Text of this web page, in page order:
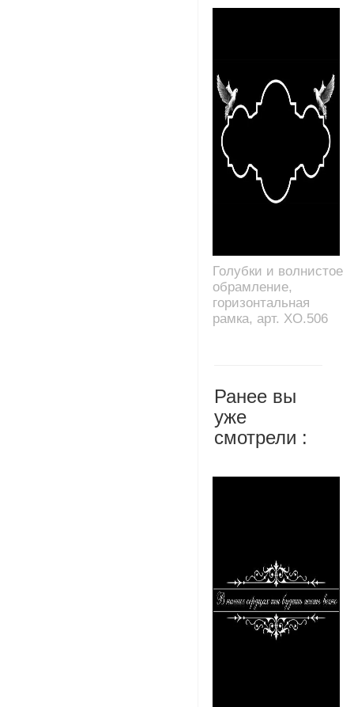
Голубки и волнистое
обрамление,
горизонтальная
рамка, арт. XO.506
Ранее вы
уже
смотрели :